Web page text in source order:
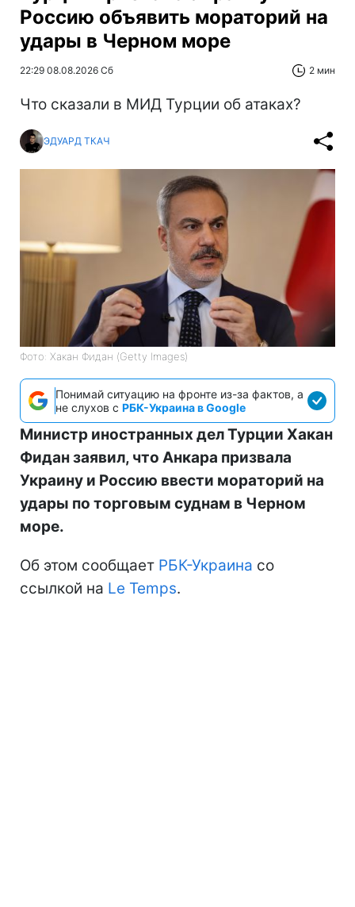
Россию объявить мораторий на
удары в Черном море
22:29 08.08.2026 Сб 2 мин
Что сказали в МИД Турции об атаках?
ЭДУАРД ТКАЧ
Фото: Хакан Фидан (Getty Images)
Понимай ситуацию на фронте из-за фактов, а
не слухов с РБК-Украина в Google
Министр иностранных дел Турции Хакан
Фидан заявил, что Анкара призвала
Украину и Россию ввести мораторий на
удары по торговым суднам в Черном
море.
Об этом сообщает РБК-Украина со
ссылкой на Le Temps.